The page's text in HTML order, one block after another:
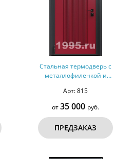
Стальная термодверь с
металлофиленкой и
3004 (тип №2)
Арт: 815
от35 000 руб.
ПРЕДЗАКАЗ